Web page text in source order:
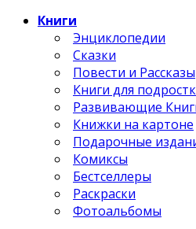
Книги
Энциклопедии
Сказки
Повести и Рассказы
Книги для
Развивающие
Книжки на картоне
Подарочные
Комиксы
Бестселлеры
Раскраски
Фотоальбомы